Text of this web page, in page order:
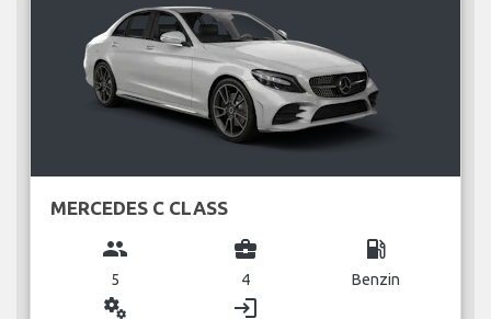
MERCEDES C CLASS
group
5
business_center
4
local_gas_station
Benzin
miscellaneous_services login